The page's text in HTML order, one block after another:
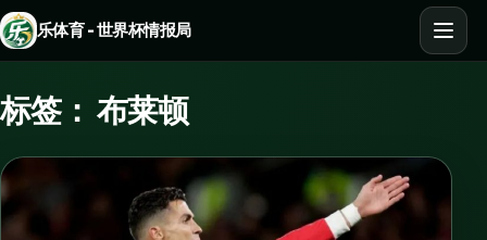
乐体育 - 世界杯情报局
标签：布莱顿